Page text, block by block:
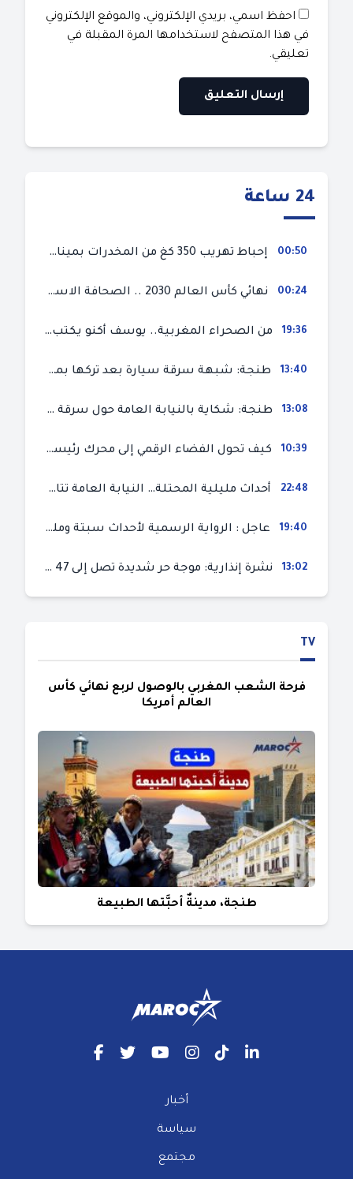
احفظ اسمي، بريدي الإلكتروني، والموقع الإلكتروني
في هذا المتصفح لاستخدامها المرة المقبلة في
تعليقي.
24 ساعة
00:50 إحباط تهريب 350 كغ من المخدرات بميناء طنجة المتوسط
00:24 نهائي كأس العالم 2030 .. الصحافة الاسبانية قلقة من حسم الملف لصالح المغرب و”تتهم رئيس الفيفا”
19:36 من الصحراء المغربية.. يوسف أكنو يكتب عن أزمة سبتة المحتلة ويؤكد ان الهجرة السرية ليست حلا وبناء الوطن هو الخيار الأفضل
13:40 طنجة: شبهة سرقة سيارة بعد تركها بمحل ميكانيك للإصلاح
13:08 طنجة: شكاية بالنيابة العامة حول سرقة سيارة تركها صاحبها بمحل ميكانيك للإصلاح
10:39 كيف تحول الفضاء الرقمي إلى محرك رئيسي لأحداث الهجرة في سبتة؟
22:48 أحداث مليلية المحتلة… النيابة العامة تتابع 50 متورطا في محاولة اقتحام السياح الحدودي بتهم ثقيلة
19:40 عاجل : الرواية الرسمية لأحداث سبتة ومليلية المحتلتين (وزارة الداخلية)
13:02 نشرة إنذارية: موجة حر شديدة تصل إلى 47 درجة بمختلف مناطق المغرب
TV
فرحة الشعب المغربي بالوصول لربع نهائي كأس
العالم أمريكا
طنجة، مدينةٌ أحبَّتها الطبيعة
أخبار
سياسة
مجتمع